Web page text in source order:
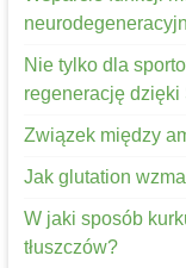
Nie tylko dla
regenerację dzięki
Związek między
Jak glutation
W jaki sposób
tłuszczów?